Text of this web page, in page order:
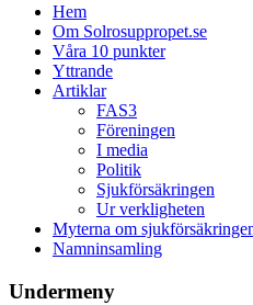
Hem
Om Solrosuppropet.se
Våra 10 punkter
Yttrande
Artiklar
FAS3
Föreningen
I media
Politik
Sjukförsäkringen
Ur verkligheten
Myterna om
Namninsamling
Undermeny